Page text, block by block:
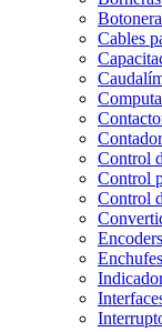
Cables
Control
Control
Control